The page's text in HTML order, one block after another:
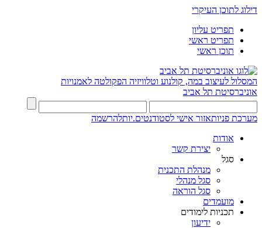
דילוג לתוכן העיקרי
תפריט עליון
תפריט ראשי
תוכן ראשי
המסלול לעיצוב במה, קולנוע וטלוויזיה הפקולטה לאמנויות
אוניברסיטת תל אביב
מערכת פניותאזור אישי לסטודנטים.יותלהרשמה
אודות
יצירת קשר
סגל
מנהלת התכנית
סגל מנהלי
סגל הוראה
מועמדים
תכניות לימודים
ידיעון